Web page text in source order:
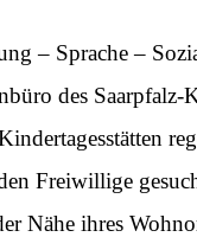
– Sprache –
des Saarpfalz-
Freiwillige
Nähe ihres